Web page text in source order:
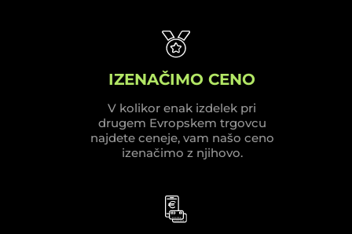
IZENAČIMO CENO
V kolikor enak izdelek pri
drugem Evropskem trgovcu
najdete ceneje, vam našo ceno
izenačimo z njihovo.